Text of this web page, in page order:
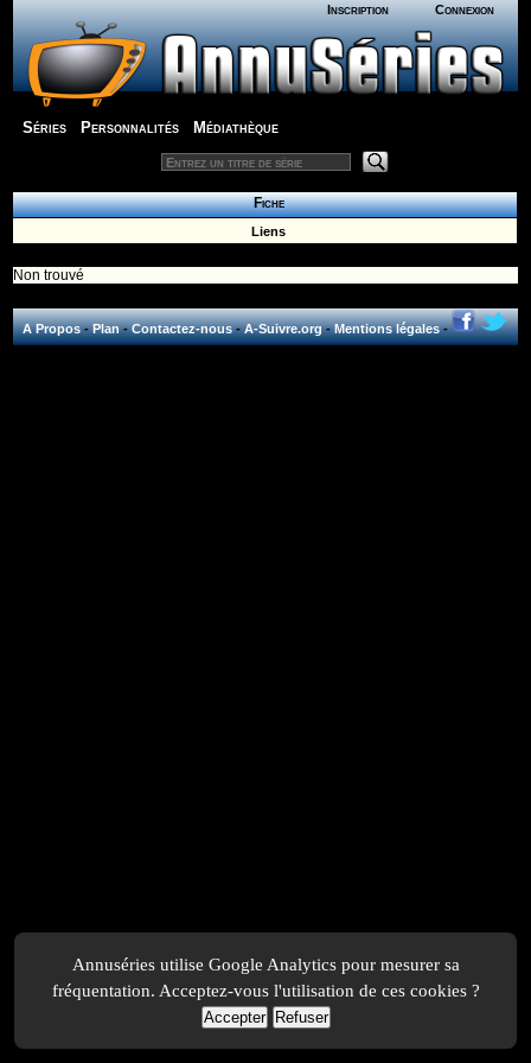
Inscription Connexion
Séries Personnalités Médiathèque
Fiche
Liens
Non trouvé
A Propos-Plan-Contactez-nous-A-Suivre.org-Mentions légales-
Annuséries utilise Google Analytics pour mesurer sa
fréquentation. Acceptez-vous l'utilisation de ces cookies ?
Accepter Refuser